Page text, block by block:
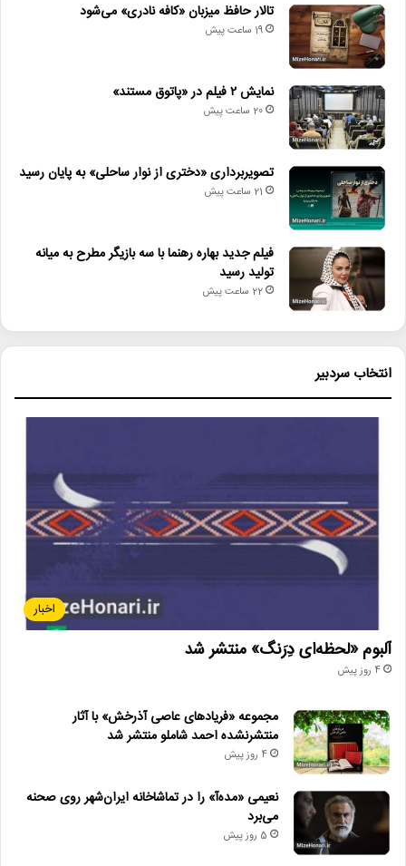
تالار حافظ میزبان «کافه نادری» می‌شود
19 ساعت پیش
نمایش ۲ فیلم در «پاتوق مستند»
20 ساعت پیش
تصویربرداری «دختری از نوار ساحلی» به پایان رسید
21 ساعت پیش
فیلم جدید بهاره رهنما با سه بازیگر مطرح به میانه
تولید رسید
22 ساعت پیش
انتخاب سردبیر
اخبار
آلبوم «لحظه‌ای دِرَنگ» منتشر شد
4 روز پیش
مجموعه «فریادهای عاصی آذرخش» با آثار
منتشرنشده احمد شاملو منتشر شد
4 روز پیش
نعیمی «مده‌آ» را در تماشاخانه ایران‌شهر روی صحنه
می‌برد
5 روز پیش